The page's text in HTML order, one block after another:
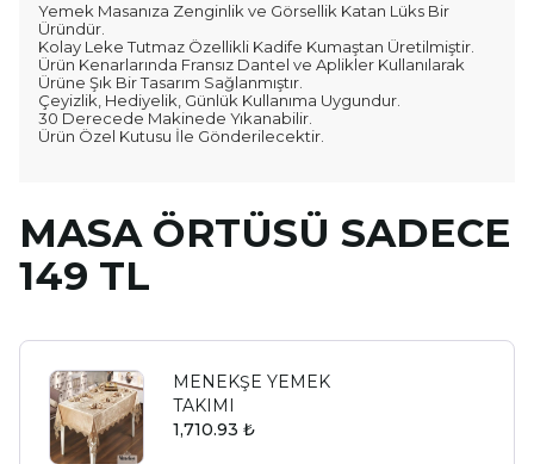
Yemek Masanıza Zenginlik ve Görsellik Katan Lüks Bir
Üründür.
Kolay Leke Tutmaz Özellikli Kadife Kumaştan Üretilmiştir.
Ürün Kenarlarında Fransız Dantel ve Aplikler Kullanılarak
Ürüne Şık Bir Tasarım Sağlanmıştır.
Çeyizlik, Hediyelik, Günlük Kullanıma Uygundur.
30 Derecede Makinede Yıkanabilir.
Ürün Özel Kutusu İle Gönderilecektir.
MASA ÖRTÜSÜ SADECE
149 TL
MENEKŞE YEMEK
TAKIMI
1,710.93 ₺